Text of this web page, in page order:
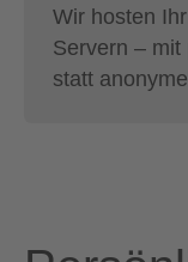
Wir hosten
Servern –
statt